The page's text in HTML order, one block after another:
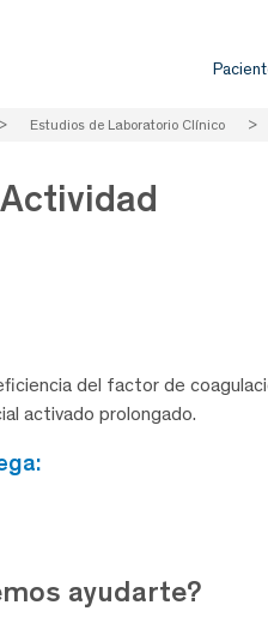
> Estudios de Laboratorio Clínico >
del factor de
activado prolongado.
ayudarte?